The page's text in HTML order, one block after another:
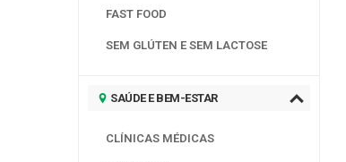
FAST FOOD
SEM GLÚTEN E SEM LACTOSE
SAÚDE E BEM-ESTAR
CLÍNICAS MÉDICAS